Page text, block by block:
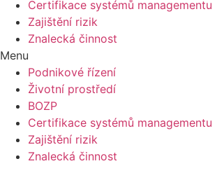
Certifikace systémů managementu
Zajištění rizik
Znalecká činnost
Menu
Podnikové řízení
Životní prostředí
BOZP
Certifikace systémů managementu
Zajištění rizik
Znalecká činnost